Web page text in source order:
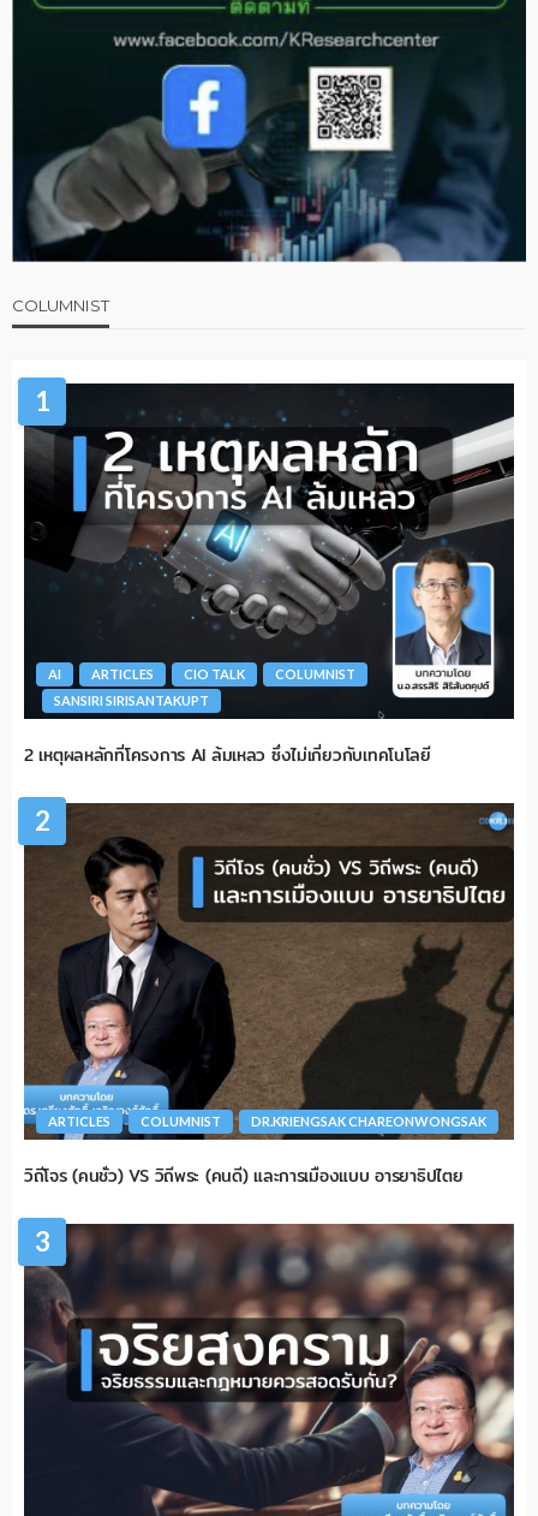
COLUMNIST
1
AI ARTICLES CIO TALK
COLUMNIST
SANSIRI SIRISANTAKUPT
2 เหตุผลหลักที่โครงการ AI ล้มเหลว ซึ่งไม่เกี่ยวกับเทคโนโลยี
2
ARTICLES COLUMNIST DR.KRIENGSAK CHAREONWONGSAK
วิถีโจร (คนชั่ว) VS วิถีพระ (คนดี) และการเมืองแบบ อารยาธิปไตย
3